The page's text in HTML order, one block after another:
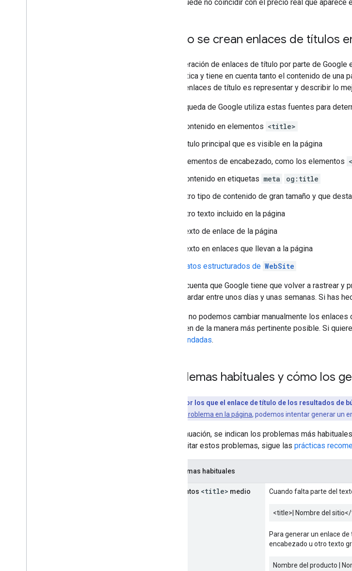
puede no coincidir con el precio real que aparece
Cómo se crean enlaces de títulos
La generación de enlaces de título por parte de
automática y tiene en cuenta tanto el contenido de
de los enlaces de título es representar y describir lo
La Búsqueda de Google utiliza estas fuentes para
Contenido en elementos <title>
Título principal que es visible en la página
Elementos de encabezado, como los elementos
Contenido en etiquetas meta
og:title
Otro tipo de contenido de gran tamaño y que
Otro texto incluido en la página
Texto de enlace de la página
Texto en enlaces que llevan a la página
Datos estructurados de WebSite
Ten en cuenta que Google tiene que volver a rastrear
puede tardar entre unos días y unas semanas. Si has
Aunque no podemos cambiar manualmente los
muestren de la manera más pertinente posible. Si
recomendadas.
Problemas habituales y cómo los
Motivos por los que el enlace de título de los resultados de
problema en la página, podemos intentar generar un
A continuación, se indican los problemas más
Para evitar estos problemas, sigue las prácticas
Problemas habituales
Elementos <title> medio
Cuando falta parte del
<title> | Nombre del sitio
Para generar un enlace
encabezado u otro texto
Nombre del producto |